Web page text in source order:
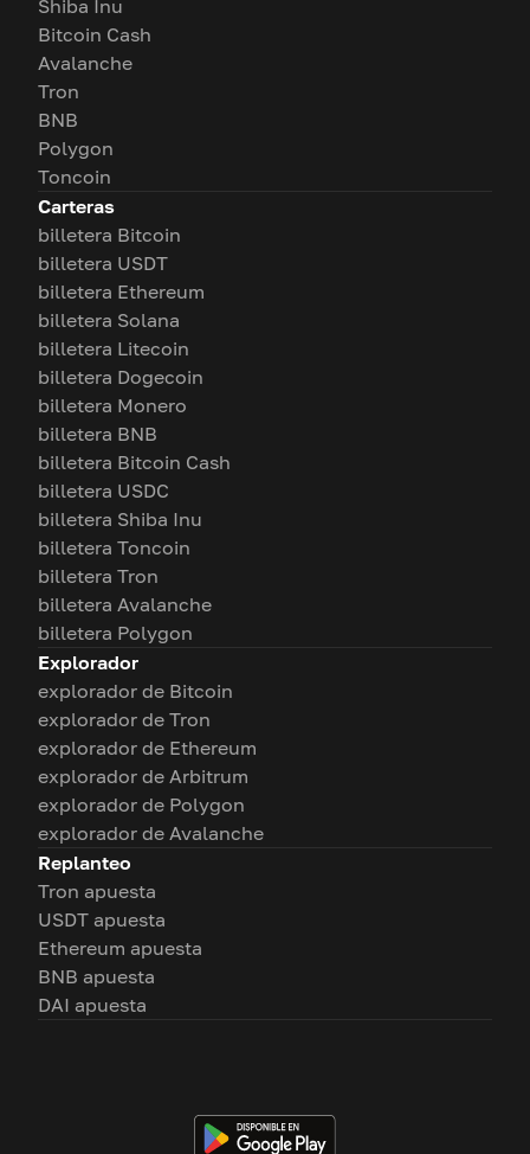
Shiba Inu
Bitcoin Cash
Avalanche
Tron
BNB
Polygon
Toncoin
Carteras
billetera Bitcoin
billetera USDT
billetera Ethereum
billetera Solana
billetera Litecoin
billetera Dogecoin
billetera Monero
billetera BNB
billetera Bitcoin Cash
billetera USDC
billetera Shiba Inu
billetera Toncoin
billetera Tron
billetera Avalanche
billetera Polygon
Explorador
explorador de Bitcoin
explorador de Tron
explorador de Ethereum
explorador de Arbitrum
explorador de Polygon
explorador de Avalanche
Replanteo
Tron apuesta
USDT apuesta
Ethereum apuesta
BNB apuesta
DAI apuesta